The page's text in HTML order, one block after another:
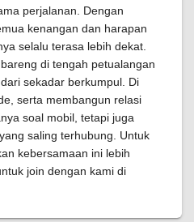
perjalanan. Dengan
kenangan dan harapan
selalu terasa lebih dekat.
di tengah petualangan
sekadar berkumpul. Di
serta membangun relasi
soal mobil, tetapi juga
saling terhubung. Untuk
kebersamaan ini lebih
join dengan kami di